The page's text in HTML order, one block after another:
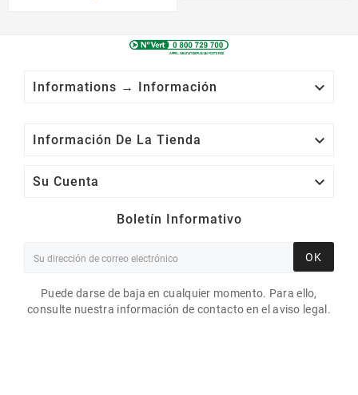
Informations → Información 
Información De La Tienda 
Su Cuenta 
Boletín Informativo
OK
Puede darse de baja en cualquier momento. Para ello,
consulte nuestra información de contacto en el aviso legal.